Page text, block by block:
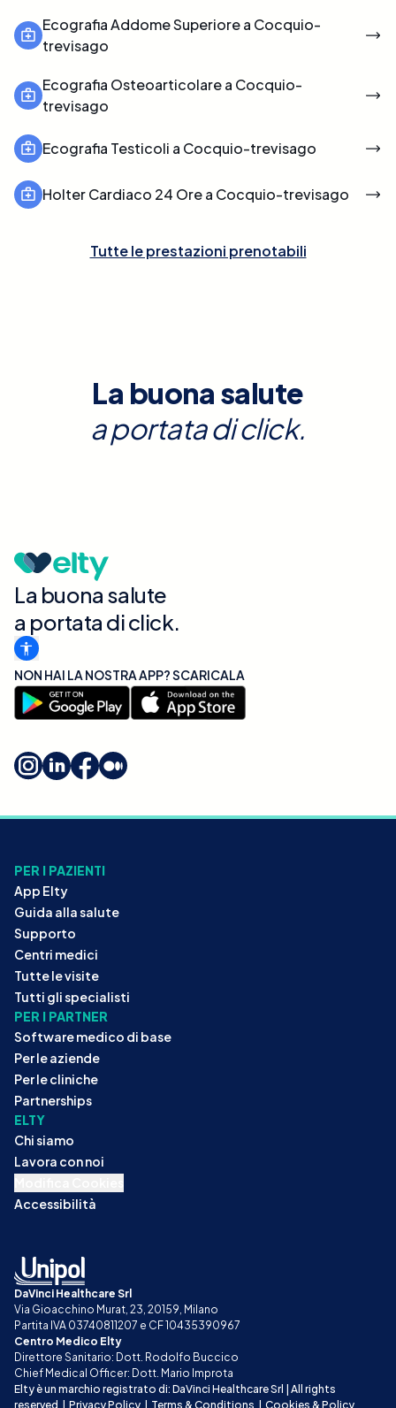
Ecografia Addome Superiore a Cocquio-
trevisago
Ecografia Osteoarticolare a Cocquio-
trevisago
Ecografia Testicoli a Cocquio-trevisago
Holter Cardiaco 24 Ore a Cocquio-trevisago
Tutte le prestazioni prenotabili
La buona salute
a portata di click.
La buona salute
a portata di click.
NON HAI LA NOSTRA APP? SCARICALA
PER I PAZIENTI
App Elty
Guida alla salute
Supporto
Centri medici
Tutte le visite
Tutti gli specialisti
PER I PARTNER
Software medico di base
Per le aziende
Per le cliniche
Partnerships
ELTY
Chi siamo
Lavora con noi
Accessibilità
DaVinci Healthcare Srl
Via Gioacchino Murat, 23, 20159, Milano
Partita IVA 03740811207 e CF 10435390967
Centro Medico Elty
Direttore Sanitario: Dott. Rodolfo Buccico
Chief Medical Officer: Dott. Mario Improta
Elty è un marchio registrato di: DaVinci Healthcare Srl | All rights
reserved | Privacy Policy | Terms & Conditions | Cookies & Policy